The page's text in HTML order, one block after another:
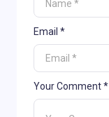
Your Comment *
Email *